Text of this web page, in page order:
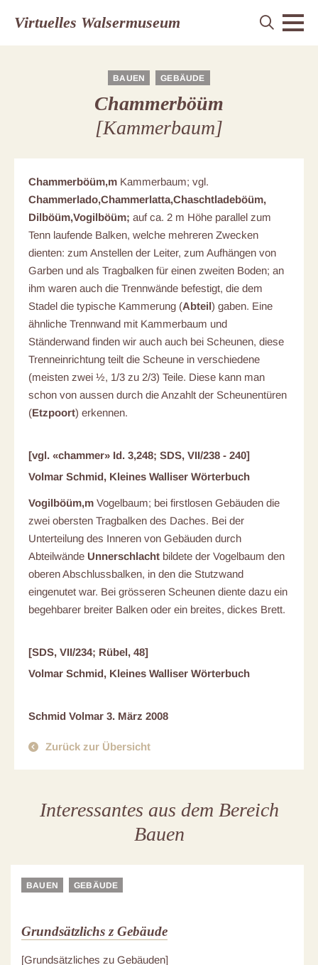
Virtuelles Walsermuseum
BAUEN GEBÄUDE
Chammerböüm
[Kammerbaum]
Chammerböüm,m Kammerbaum; vgl.
Chammerlado,Chammerlatta,Chaschtladeböüm,
Dilböüm,Vogilböüm; auf ca. 2 m Höhe parallel zum
Tenn laufende Balken, welche mehreren Zwecken
dienten: zum Anstellen der Leiter, zum Aufhängen von
Garben und als Tragbalken für einen zweiten Boden; an
ihm waren auch die Trennwände befestigt, die dem
Stadel die typische Kammerung (Abteil) gaben. Eine
ähnliche Trennwand mit Kammerbaum und
Ständerwand finden wir auch auch bei Scheunen, diese
Trenneinrichtung teilt die Scheune in verschiedene
(meisten zwei ½, 1/3 zu 2/3) Teile. Diese kann man
schon von aussen durch die Anzahlt der Scheunentüren
(Etzpoort) erkennen.
[vgl. «chammer» Id. 3,248; SDS, VII/238 - 240]
Volmar Schmid, Kleines Walliser Wörterbuch
Vogilböüm,m Vogelbaum; bei firstlosen Gebäuden die
zwei obersten Tragbalken des Daches. Bei der
Unterteilung des Inneren von Gebäuden durch
Abteilwände Unnerschlacht bildete der Vogelbaum den
oberen Abschlussbalken, in den die Stutzwand
eingenutet war. Bei grösseren Scheunen diente dazu ein
begehbarer breiter Balken oder ein breites, dickes Brett.
[SDS, VII/234; Rübel, 48]
Volmar Schmid, Kleines Walliser Wörterbuch
Schmid Volmar 3. März 2008
Zurück zur Übersicht
Interessantes aus dem Bereich
Bauen
BAUEN GEBÄUDE
Grundsätzlichs z Gebäude
[Grundsätzliches zu Gebäuden]